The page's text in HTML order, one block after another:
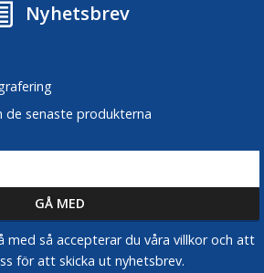
Nyhetsbrev
de senaste produkterna
med så accepterar du våra villkor och att
för att skicka ut nyhetsbrev.